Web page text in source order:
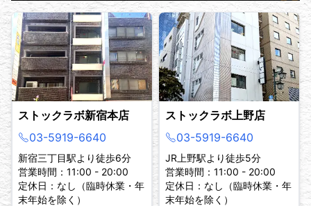
ストックラボ新宿本店
03-5919-6640
新宿三丁目駅より徒歩6分
営業時間：11:00 - 20:00
定休日：なし（臨時休業・年
末年始を除く）
ストックラボ上野店
03-5919-6640
JR上野駅より徒歩5分
営業時間：11:00 - 20:00
定休日：なし（臨時休業・年
末年始を除く）